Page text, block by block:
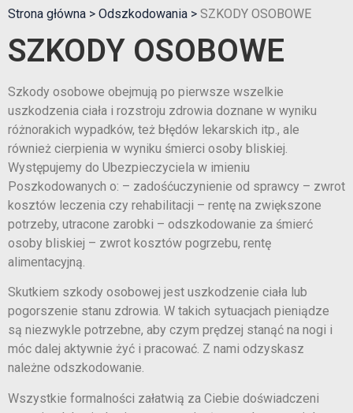
Strona główna > Odszkodowania > SZKODY OSOBOWE
SZKODY OSOBOWE
Szkody osobowe obejmują po pierwsze wszelkie
uszkodzenia ciała i rozstroju zdrowia doznane w wyniku
różnorakich wypadków, też błędów lekarskich itp., ale
również cierpienia w wyniku śmierci osoby bliskiej.
Występujemy do Ubezpieczyciela w imieniu
Poszkodowanych o: – zadośćuczynienie od sprawcy – zwrot
kosztów leczenia czy rehabilitacji – rentę na zwiększone
potrzeby, utracone zarobki – odszkodowanie za śmierć
osoby bliskiej – zwrot kosztów pogrzebu, rentę
alimentacyjną.
Skutkiem szkody osobowej jest uszkodzenie ciała lub
pogorszenie stanu zdrowia. W takich sytuacjach pieniądze
są niezwykle potrzebne, aby czym prędzej stanąć na nogi i
móc dalej aktywnie żyć i pracować. Z nami odzyskasz
należne odszkodowanie.
Wszystkie formalności załatwią za Ciebie doświadczeni